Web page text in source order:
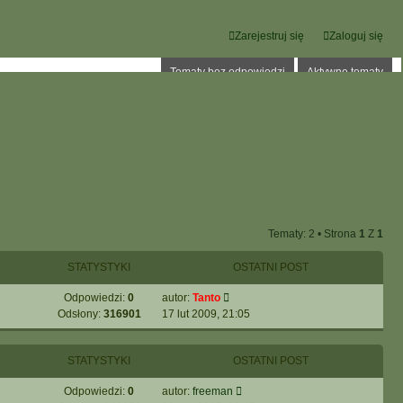
Zaloguj się
Zarejestruj się
Tematy bez odpowiedzi Aktywne tematy
Tematy: 2 • Strona 1 Z 1
STATYSTYKI OSTATNI POST
Odpowiedzi: 0
Odsłony: 316901
autor: Tanto
17 lut 2009, 21:05
STATYSTYKI OSTATNI POST
Odpowiedzi: 0
autor: freeman